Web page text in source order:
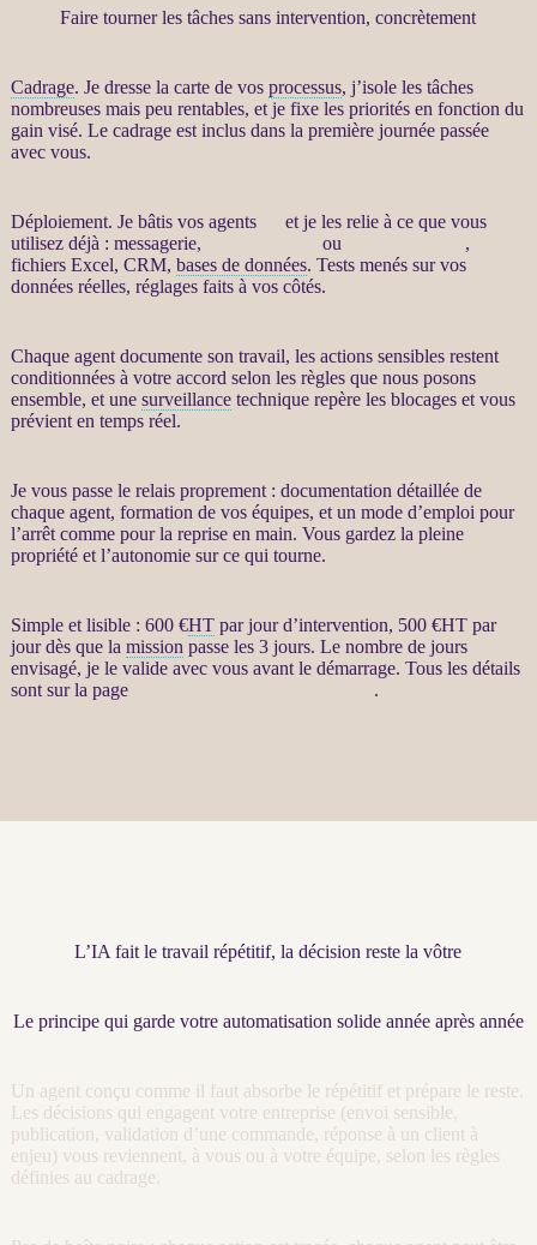
Faire tourner les tâches sans intervention, concrètement
Cadrage. Je dresse la carte de vos processus, j’isole les tâches
nombreuses mais peu rentables, et je fixe les priorités en fonction du
gain visé. Le cadrageest inclus dans la première journée passée
avec vous.
Déploiement. Je bâtis vos agents
et je les relie à ce que vous
utilisez déjà : messagerie,
ou
,
fichiers Excel, CRM, bases de données. Tests menés sur vos
donnéesréelles, réglages faits à vos côtés.
Chaque agentdocumente son travail, les actions sensibles restent
conditionnées à votre accord selon les règles que nous posons
ensemble, et une surveillancetechnique repère les blocages et vous
prévient en temps réel.
Je vous passe le relais proprement : documentation détaillée de
chaque agent, formation de vos équipes, et un mode d’emploi pour
l’arrêt comme pour la reprise en main. Vous gardez la pleine
propriété et l’autonomie sur ce qui tourne.
Simple et lisible : 600 €HTpar jour d’intervention, 500 €HTpar
jour dès que la mission passe les 3 jours. Le nombre de jours
envisagé, je le valide avec vous avant le démarrage. Tous les détails
sont sur la page
.
L’IA fait le travail répétitif, la décision reste la vôtre
Le principe qui garde votre automatisation solide année après année
Un agent conçu comme il faut absorbe le répétitif et prépare le reste.
Les décisions qui engagent votre entreprise (envoi sensible,
publication, validation d’une commande, réponse à un client à
enjeu) vous reviennent, à vous ou à votre équipe, selon les règles
définies au cadrage.